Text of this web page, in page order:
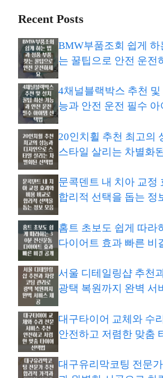
Recent Posts
BMW부품조회 쉽게
는 꿀팁으로 안전 운전
4채널블랙박스 추천 및
능과 안전 운전 필수 아
20인치휠 추천 최고의
스타일 살리는 차별화
문콕덴트 내 치아 교정
합리적 선택을 돕는 정
홈트 초보도 쉽게 따라
다이어트 효과 빠른 비
서울 디테일링샵 추천
광택 복원까지 완벽 서
대구타이어 교체와 수
안전하고 저렴한 맞춤
대구유리막코팅 전문